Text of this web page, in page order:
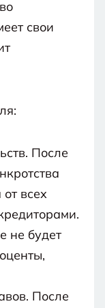
свои
После
всех
не будет
После